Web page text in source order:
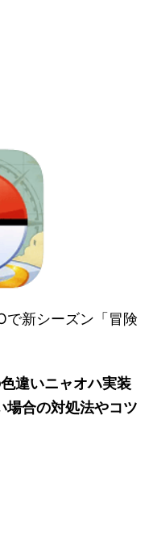
で新シーズン「冒険
違いニャオハ実装
場合の対処法やコツ